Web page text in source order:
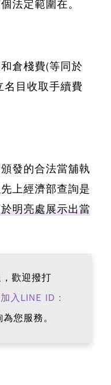
法定範圍在。
倉棧費(等同於
名目收取手續費
發的合法當舖執
上經濟部查詢是
明亮處展示出當
歡迎撥打
加入LINE ID：
您服務。